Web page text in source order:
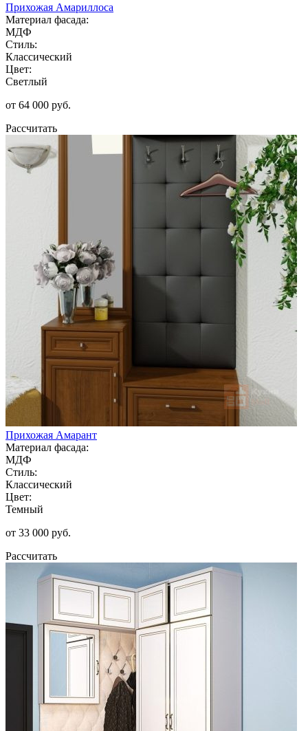
Прихожая Амариллоса
Материал фасада:
МДФ
Стиль:
Классический
Цвет:
Светлый
от 64 000 руб.
Рассчитать
Прихожая Амарант
Материал фасада:
МДФ
Стиль:
Классический
Цвет:
Темный
от 33 000 руб.
Рассчитать